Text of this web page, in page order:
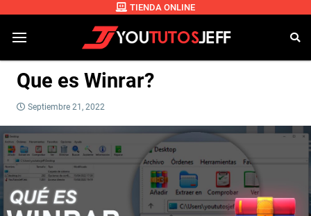
TIENDA ONLINE
Que es Winrar?
Septiembre 21, 2022